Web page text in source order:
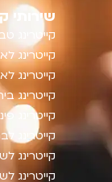
שירותי
קייטרינג
קייטרינג
‫קייטרינג
קייטרינג
קייטרינג
קייטרינג
קייטרינג
קייטרינג